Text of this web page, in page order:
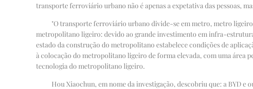
transporte ferroviário urbano não é apenas a expetativa das pessoas,
"O transporte ferroviário urbano divide-se em metro, metro ligeiro
metropolitano ligeiro: devido ao grande investimento em infra-
estado da construção do metropolitano estabelece condições de
à colocação do metropolitano ligeiro de forma elevada, com uma área
tecnologia do metropolitano ligeiro.
Hou Xiaochun, em nome da investigação, descobriu que: a BYD